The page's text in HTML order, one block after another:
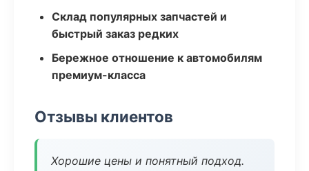
Склад популярных запчастей и
быстрый заказ редких
Бережное отношение к автомобилям
премиум-класса
Отзывы клиентов
Хорошие цены и понятный подход.